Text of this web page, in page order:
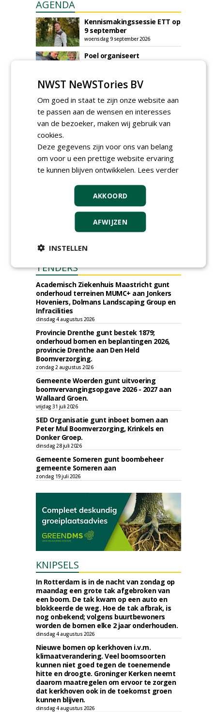
AGENDA
Kennismakingssessie ETT op
9 september
woensdag 9 september 2026
Poel organiseert
vrijdag 9 oktober 2026
toekomst begint in de
openbare ruimte
donderdag 5 november 2026
TENDERS
Academisch Ziekenhuis Maastricht gunt
onderhoud terreinen MUMC+ aan Jonkers
Hoveniers, Dolmans Landscaping Group en
Infracilities
dinsdag 4 augustus 2026
Provincie Drenthe gunt bestek 1879;
onderhoud bomen en beplantingen 2026,
provincie Drenthe aan Den Held
Boomverzorging.
zondag 2 augustus 2026
Gemeente Woerden gunt uitvoering
boomvervangingsopgave 2026 - 2027 aan
Wallaard Groen.
vrijdag 31 juli 2026
SED Organisatie gunt inboet bomen aan
Peter Mul Boomverzorging, Krinkels en
Donker Groep.
dinsdag 28 juli 2026
Gemeente Someren gunt boombeheer
gemeente Someren aan
zondag 19 juli 2026
KNIPSELS
In Rotterdam is in de nacht van zondag op
maandag een grote tak afgebroken van
een boom. De tak kwam op een auto en
blokkeerde de weg. Hoe de tak afbrak, is
nog onbekend; volgens buurtbewoners
worden de bomen elke 2 jaar onderhouden.
dinsdag 4 augustus 2026
Nieuwe bomen op kerkhoven i.v.m.
klimaatverandering. Veel boomsoorten
kunnen niet goed tegen de toenemende
hitte en droogte. Groninger Kerken neemt
daarom maatregelen om ervoor te zorgen
dat kerkhoven ook in de toekomst groen
kunnen blijven.
dinsdag 4 augustus 2026
NWST NeWSTories BV
Om goed in staat te zijn onze website aan
te passen aan de wensen en interesses
van de bezoeker, maken wij gebruik van
cookies.
Deze gegevens zijn voor ons van belang
om voor u een prettige website ervaring
te kunnen blijven ontwikkelen. Lees verder
AKKOORD
AFWIJZEN
INSTELLEN